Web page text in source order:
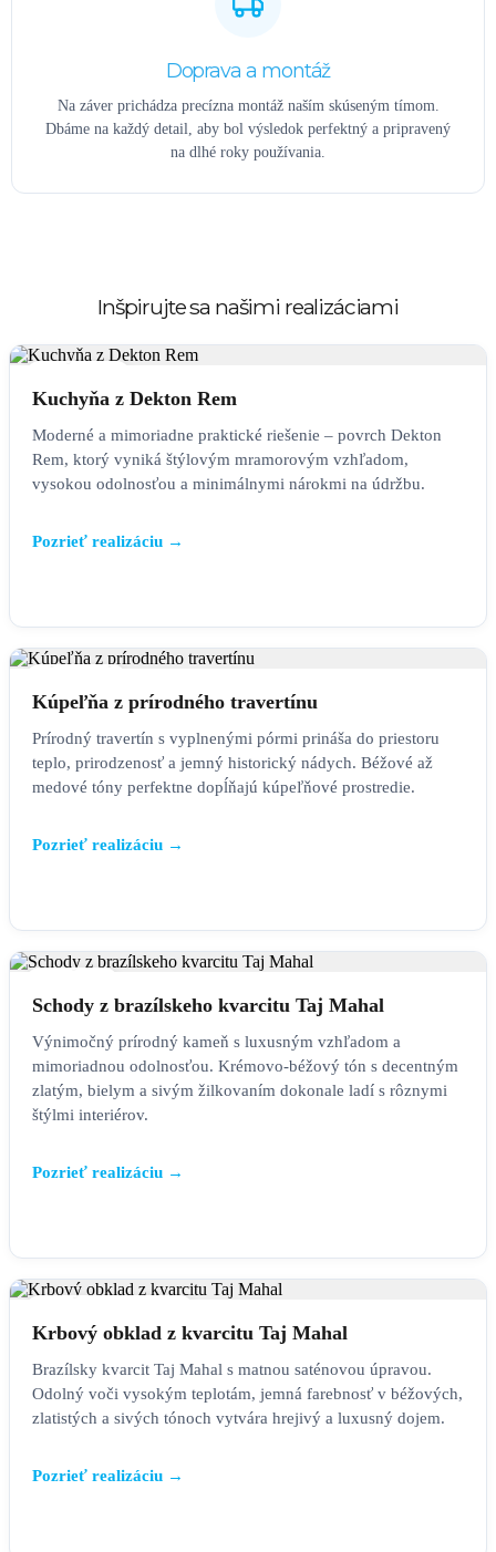
Doprava a montáž
Na záver prichádza precízna montáž naším skúseným tímom.
Dbáme na každý detail, aby bol výsledok perfektný a pripravený
na dlhé roky používania.
Inšpirujte sa našimi realizáciami
Kuchyňa z Dekton Rem
Moderné a mimoriadne praktické riešenie – povrch Dekton
Rem, ktorý vyniká štýlovým mramorovým vzhľadom,
vysokou odolnosťou a minimálnymi nárokmi na údržbu.
Pozrieť realizáciu →
Kúpeľňa z prírodného travertínu
Prírodný travertín s vyplnenými pórmi prináša do priestoru
teplo, prirodzenosť a jemný historický nádych. Béžové až
medové tóny perfektne dopĺňajú kúpeľňové prostredie.
Pozrieť realizáciu →
Schody z brazílskeho kvarcitu Taj Mahal
Výnimočný prírodný kameň s luxusným vzhľadom a
mimoriadnou odolnosťou. Krémovo-béžový tón s decentným
zlatým, bielym a sivým žilkovaním dokonale ladí s rôznymi
štýlmi interiérov.
Pozrieť realizáciu →
Krbový obklad z kvarcitu Taj Mahal
Brazílsky kvarcit Taj Mahal s matnou saténovou úpravou.
Odolný voči vysokým teplotám, jemná farebnosť v béžových,
zlatistých a sivých tónoch vytvára hrejivý a luxusný dojem.
Pozrieť realizáciu →